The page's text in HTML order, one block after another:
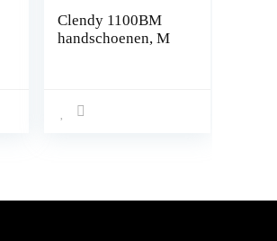
Clendy 1100BM
handschoenen, M